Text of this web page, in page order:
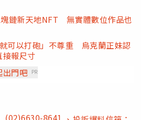
鏈新天地NFT 無實體數位作品也
可以打砲」不尊重 烏克蘭正妹認
報尺寸
出門吧 PR
(02)6630-8641